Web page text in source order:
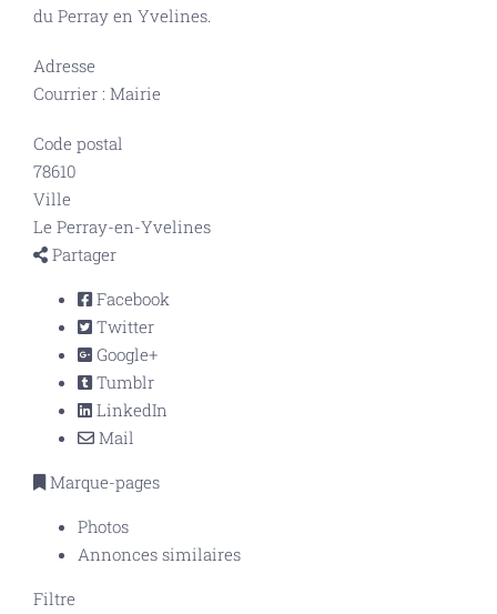
du Perray en Yvelines.
Adresse
Courrier : Mairie
Code postal
78610
Ville
Le Perray-en-Yvelines
Partager
Facebook
Twitter
Google+
Tumblr
LinkedIn
Mail
Marque-pages
Photos
Annonces similaires
Filtre